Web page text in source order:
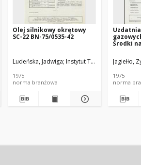
Michalak, Jacek Gibińska, Wiesława
Olej silnikowy okrętowy
SC-22 BN-75/0535-42
Ludeńska, Jadwiga Instytut Technologii Nafty
1975
norma branżowa
Środki
74/0547-
Jagiełło,
1975
norma